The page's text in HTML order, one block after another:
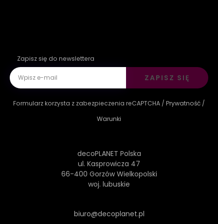
Zapisz się do newslettera
ZAPISZ SIĘ
Formularz korzysta z zabezpieczenia reCAPTCHA / Prywatność /
Warunki
decoPLANET Polska
ul. Kasprowicza 47
66-400 Gorzów Wielkopolski
woj. lubuskie
biuro@decoplanet.pl